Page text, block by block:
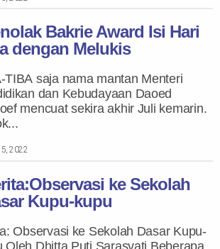
Bakrie Award Isi Hari
dengan Melukis
TIBA saja nama mantan Menteri
dan Kebudayaan Daoed
mencuat sekira akhir Juli kemarin.
2022
ke Sekolah
Kupu-kupu
Observasi ke Sekolah Dasar Kupu-
Oleh Dhitta Puti Sarasvati Beberapa